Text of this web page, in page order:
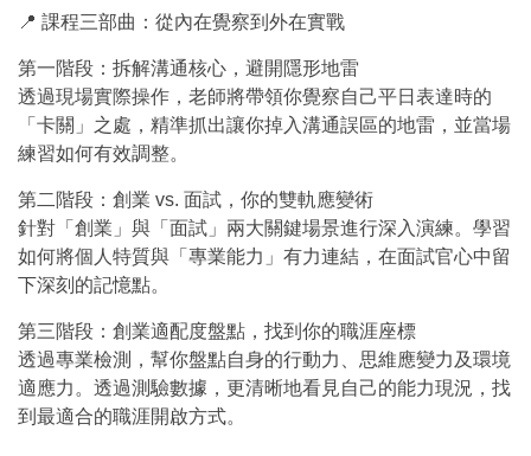
📍 課程三部曲：從內在覺察到外在實戰
第一階段：拆解溝通核心，避開隱形地雷
透過現場實際操作，老師將帶領你覺察自己平日表達時的
「卡關」之處，精準抓出讓你掉入溝通誤區的地雷，並當場
練習如何有效調整。
第二階段：創業 vs. 面試，你的雙軌應變術
針對「創業」與「面試」兩大關鍵場景進行深入演練。學習
如何將個人特質與「專業能力」有力連結，在面試官心中留
下深刻的記憶點。
第三階段：創業適配度盤點，找到你的職涯座標
透過專業檢測，幫你盤點自身的行動力、思維應變力及環境
適應力。透過測驗數據，更清晰地看見自己的能力現況，找
到最適合的職涯開啟方式。